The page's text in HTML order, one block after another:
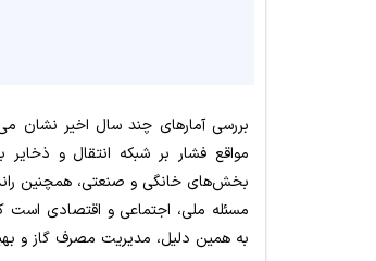
بررسی آمارهای چند سال اخیر نشان
مواقع فشار بر شبکه انتقال و
بخش‌های خانگی و صنعتی، همچنین
مسئله ملی، اجتماعی و اقتصادی است
به همین دلیل، مدیریت مصرف گاز و